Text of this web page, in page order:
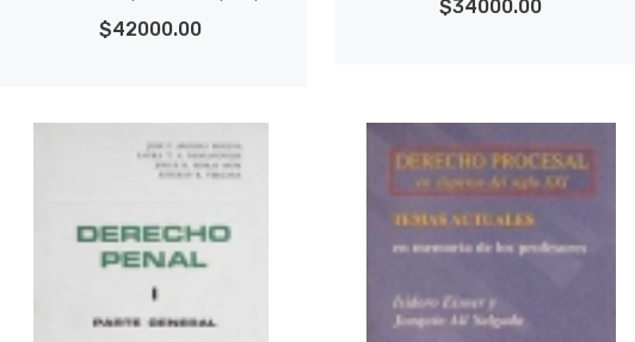
$42000.00
$34000.00